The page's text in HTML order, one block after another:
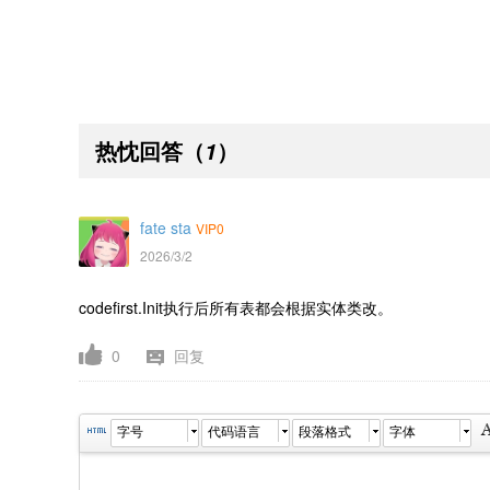
热忱回答 （1）
fate sta VIP0
2026/3/2
codefirst.Init执行后所有表都会根据实体类改。
0 回复
字号 代码语言 段落格式 字体